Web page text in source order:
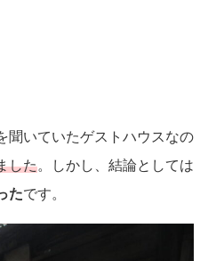
聞いていたゲストハウスなの
した。しかし、結論としては
たです。